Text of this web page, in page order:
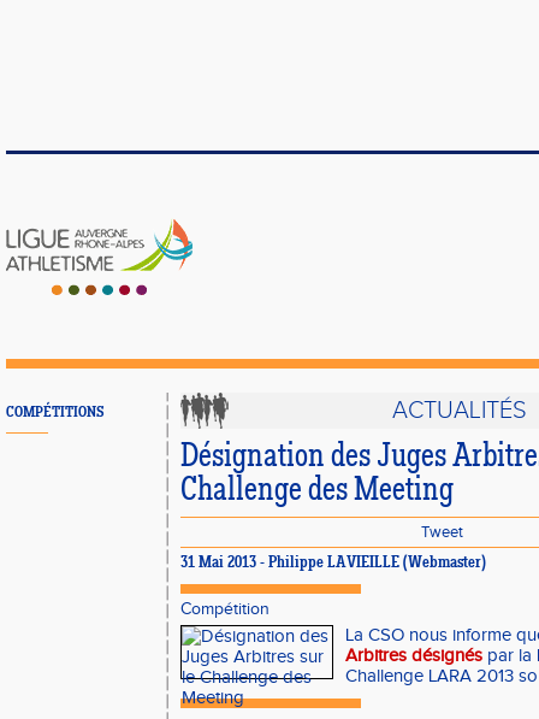
COMPÉTITIONS ACTUALITÉS
Désignation des Juges
Challenge des Meeting
Tweet
31 Mai 2013 - Philippe LAVIEILLE (Webmaster)
Compétition
La CSO nous informe
Arbitres désignés par la
Challenge LARA 2013